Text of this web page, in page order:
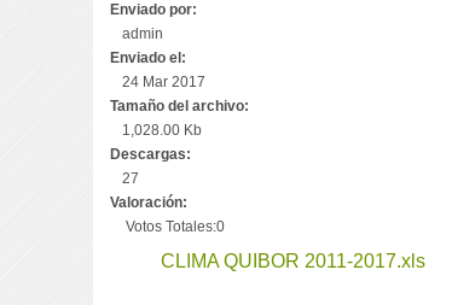
Enviado por:
admin
Enviado el:
24 Mar 2017
Tamaño del archivo:
1,028.00 Kb
Descargas:
27
Valoración:
Votos Totales:0
CLIMA QUIBOR 2011-2017.xls